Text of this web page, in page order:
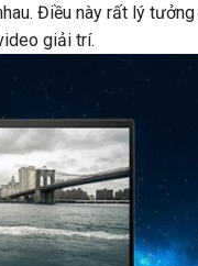
Điều này rất lý
giải trí.